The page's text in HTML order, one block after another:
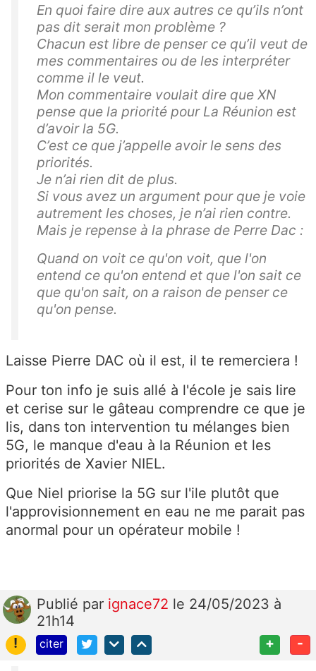
En quoi faire dire aux autres ce qu’ils n’ont
pas dit serait mon problème ?
Chacun est libre de penser ce qu’il veut de
mes commentaires ou de les interpréter
comme il le veut.
Mon commentaire voulait dire que XN
pense que la priorité pour La Réunion est
d’avoir la 5G.
C’est ce que j’appelle avoir le sens des
priorités.
Je n’ai rien dit de plus.
Si vous avez un argument pour que je voie
autrement les choses, je n’ai rien contre.
Mais je repense à la phrase de Perre Dac :
Quand on voit ce qu'on voit, que l'on
entend ce qu'on entend et que l'on sait ce
que qu'on sait, on a raison de penser ce
qu'on pense.
Laisse Pierre DAC où il est, il te remerciera !
Pour ton info je suis allé à l'école je sais lire
et cerise sur le gâteau comprendre ce que je
lis, dans ton intervention tu mélanges bien
5G, le manque d'eau à la Réunion et les
priorités de Xavier NIEL.
Que Niel priorise la 5G sur l'ile plutôt que
l'approvisionnement en eau ne me parait pas
anormal pour un opérateur mobile !
Publié par ignace72 le 24/05/2023 à
21h14
!
citer + -